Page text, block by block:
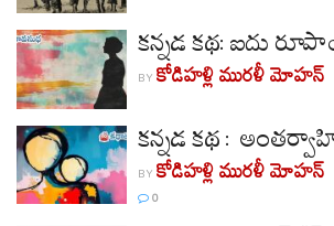
కన్నడ కథ: ఐదు
BY కోడిహళ్లి మురళీ మోహన్
కన్నడ కథ :
BY కోడిహళ్లి మురళీ మోహన్
0